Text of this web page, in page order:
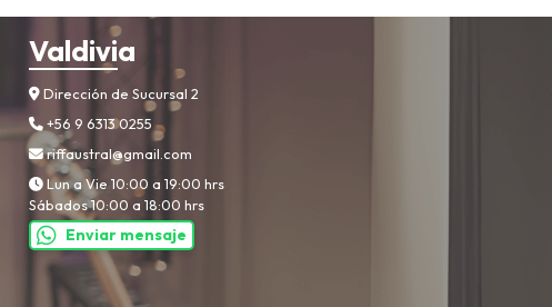
Valdivia
Dirección de Sucursal 2
+56 9 6313 0255
riffaustral@gmail.com
Lun a Vie 10:00 a 19:00 hrs
Sábados 10:00 a 18:00 hrs
Enviar mensaje